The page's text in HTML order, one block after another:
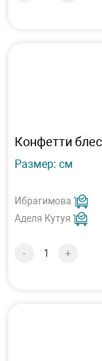
Конфетти
Размер: см
Ибрагимова
Аделя Кутуя
- +